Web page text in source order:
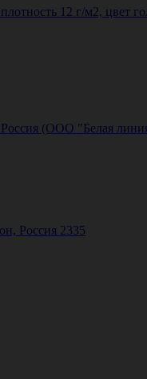
12 г/м2, цвет
(ООО "Белая
Россия 2335